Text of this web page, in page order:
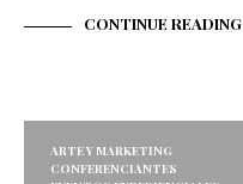
CONTINUE READING
ARTE Y MARKETING
CONFERENCIANTES